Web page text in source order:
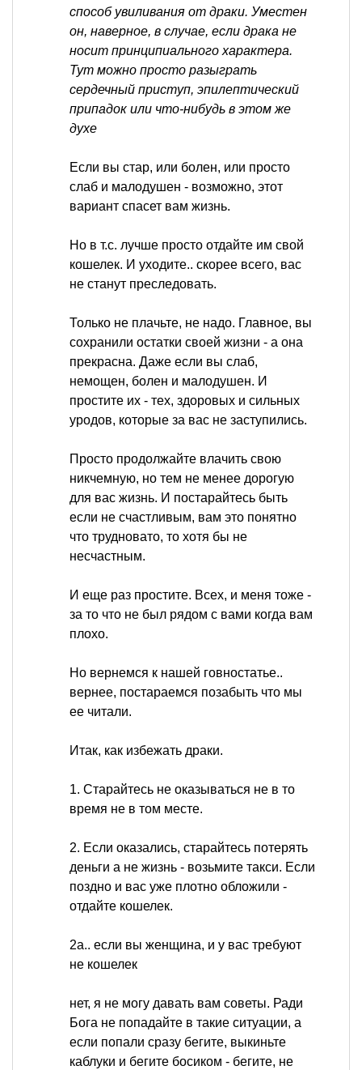
способ увиливания от драки. Уместен
он, наверное, в случае, если драка не
носит принципиального характера.
Тут можно просто разыграть
сердечный приступ, эпилептический
припадок или что-нибудь в этом же
духе
Если вы стар, или болен, или просто
слаб и малодушен - возможно, этот
вариант спасет вам жизнь.
Но в т.с. лучше просто отдайте им свой
кошелек. И уходите.. скорее всего, вас
не станут преследовать.
Только не плачьте, не надо. Главное, вы
сохранили остатки своей жизни - а она
прекрасна. Даже если вы слаб,
немощен, болен и малодушен. И
простите их - тех, здоровых и сильных
уродов, которые за вас не заступились.
Просто продолжайте влачить свою
никчемную, но тем не менее дорогую
для вас жизнь. И постарайтесь быть
если не счастливым, вам это понятно
что трудновато, то хотя бы не
несчастным.
И еще раз простите. Всех, и меня тоже -
за то что не был рядом с вами когда вам
плохо.
Но вернемся к нашей говностатье..
вернее, постараемся позабыть что мы
ее читали.
Итак, как избежать драки.
1. Старайтесь не оказываться не в то
время не в том месте.
2. Если оказались, старайтесь потерять
деньги а не жизнь - возьмите такси. Если
поздно и вас уже плотно обложили -
отдайте кошелек.
2а.. если вы женщина, и у вас требуют
не кошелек
нет, я не могу давать вам советы. Ради
Бога не попадайте в такие ситуации, а
если попали сразу бегите, выкиньте
каблуки и бегите босиком - бегите, не